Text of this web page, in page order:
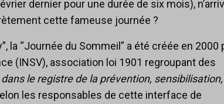
dernier pour une durée de six mois),
cette fameuse journée ?
la “Journée du Sommeil” a été créée en 2000
(INSV), association loi 1901 regroupant des
le registre de la prévention, sensibilisation,
les responsables de cette interface de